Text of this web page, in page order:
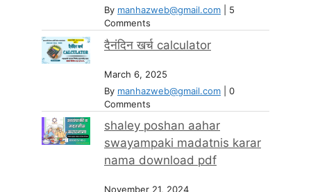
By manhazweb@gmail.com
5
Comments
दैनंदिन खर्च calculator
March 6, 2025
By manhazweb@gmail.com
0
Comments
shaley poshan aahar
swayampaki madatnis karar
nama download pdf
November 21, 2024